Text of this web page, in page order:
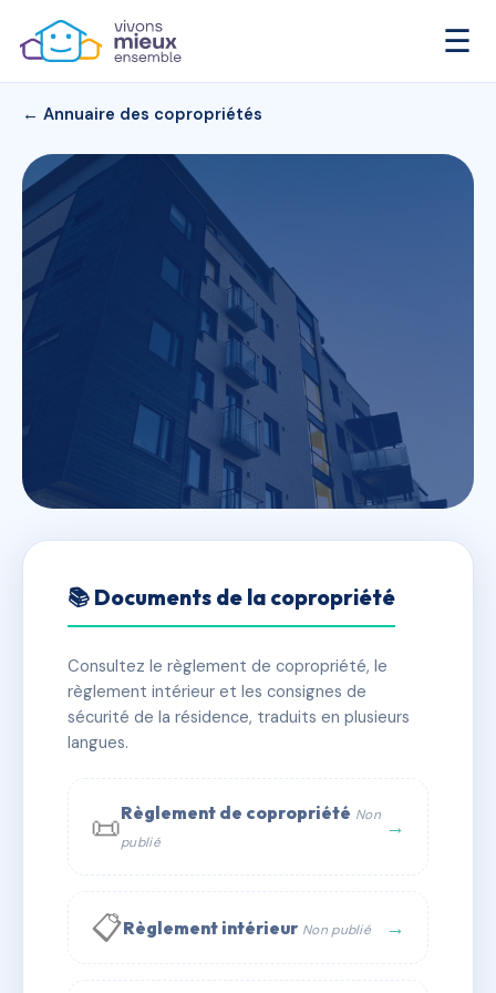
☰
← Annuaire des copropriétés
LE REFUGE
✓ Immatriculée 🏠 11 lots 🏗 1 bâtiment(s)
📞 Contacter Syndic Digital
📚 Documents de la copropriété
Consultez le règlement de copropriété, le
règlement intérieur et les consignes de
sécurité de la résidence, traduits en plusieurs
langues.
📜Règlement de copropriété Non
publié
→
📋Règlement intérieur Non publié →